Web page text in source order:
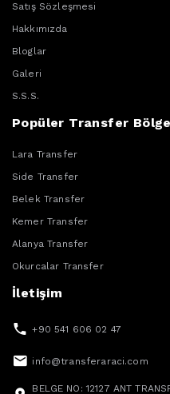
Satış Sözleşmesi
Hakkımızda
Bloglar
Galeri
S.S.S.
Popüler Transfer
Lara Transfer
Side Transfer
Belek Transfer
Kemer Transfer
Alanya Transfer
Okurcalar Transfer
İletişim
+90 541 606 02 47
info@transferaraci.com
BELGE NO: 12127 ANT